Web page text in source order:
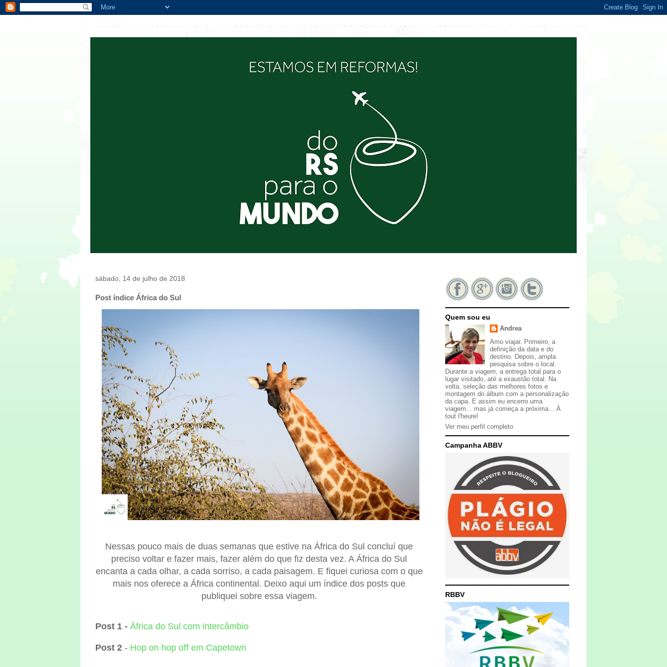
sábado, 14 de julho de 2018
Post índice África do Sul
Nessas pouco mais de duas semanas que estive na África do Sul concluí que
preciso voltar e fazer mais, fazer além do que fiz desta vez. A África do Sul
encanta a cada olhar, a cada sorriso, a cada paisagem. E fiquei curiosa com o que
mais nos oferece a África continental. Deixo aqui um índice dos posts que
publiquei sobre essa viagem.
Post 1 - África do Sul com intercâmbio
Post 2 - Hop on hop off em Capetown
Quem sou eu
Andrea
Amo viajar. Primeiro, a
definição da data e do
destino. Depois, ampla
pesquisa sobre o local.
Durante a viagem, a entrega total para o
lugar visitado, até a exaustão total. Na
volta, seleção das melhores fotos e
montagem do álbum com a personalização
da capa. E assim eu encerro uma
viagem... mas já começa a próxima... À
tout l'heure!
Ver meu perfil completo
Campanha ABBV
RBBV